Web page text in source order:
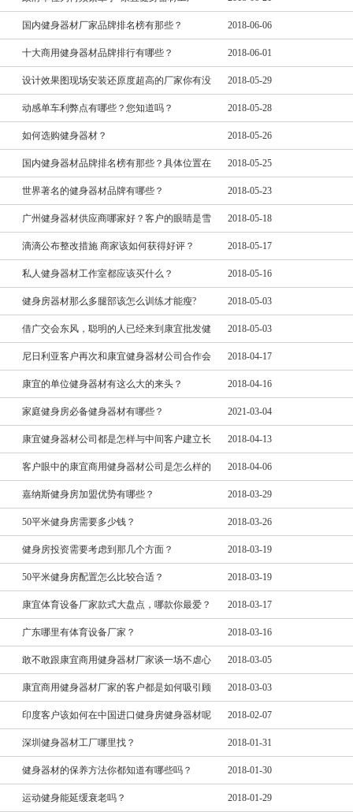
国内健身器材厂家品牌排名榜有那些？ 2018-06-06
十大商用健身器材品牌排行有哪些？ 2018-06-01
设计效果图现场安装还原度超高的厂家你有没 2018-05-29
动感单车利弊点有哪些？您知道吗？ 2018-05-28
如何选购健身器材？ 2018-05-26
国内健身器材品牌排名榜有那些？具体位置在 2018-05-25
世界著名的健身器材品牌有哪些？ 2018-05-23
广州健身器材供应商哪家好？客户的眼睛是雪 2018-05-18
滴滴公布整改措施 商家该如何获得好评？ 2018-05-17
私人健身器材工作室都应该买什么？ 2018-05-16
健身房器材那么多腿部该怎么训练才能瘦? 2018-05-03
借广交会东风，聪明的人已经来到康宜批发健 2018-05-03
尼日利亚客户再次和康宜健身器材公司合作会 2018-04-17
康宜的单位健身器材有这么大的来头？ 2018-04-16
家庭健身房必备健身器材有哪些？ 2021-03-04
康宜健身器材公司都是怎样与中间客户建立长 2018-04-13
客户眼中的康宜商用健身器材公司是怎么样的 2018-04-06
嘉纳斯健身房加盟优势有哪些？ 2018-03-29
50平米健身房需要多少钱？ 2018-03-26
健身房投资需要考虑到那几个方面？ 2018-03-19
50平米健身房配置怎么比较合适？ 2018-03-19
康宜体育设备厂家款式大盘点，哪款你最爱？ 2018-03-17
广东哪里有体育设备厂家？ 2018-03-16
敢不敢跟康宜商用健身器材厂家谈一场不虐心 2018-03-05
康宜商用健身器材厂家的客户都是如何吸引顾 2018-03-03
印度客户该如何在中国进口健身房健身器材呢 2018-02-07
深圳健身器材工厂哪里找？ 2018-01-31
健身器材的保养方法你都知道有哪些吗？ 2018-01-30
运动健身能延缓衰老吗？ 2018-01-29